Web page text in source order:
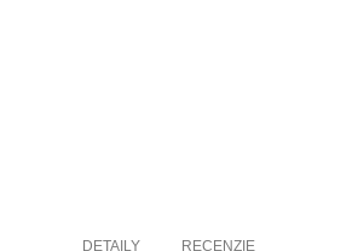
DETAILY RECENZIE